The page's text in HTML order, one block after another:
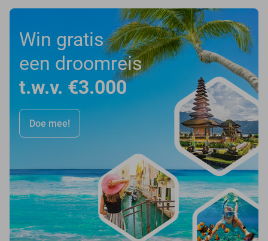
Win gratis
een droomreis
t.w.v. €3.000
Doe mee!